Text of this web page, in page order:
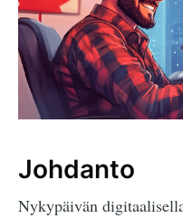
Johdanto
Nykypäivän